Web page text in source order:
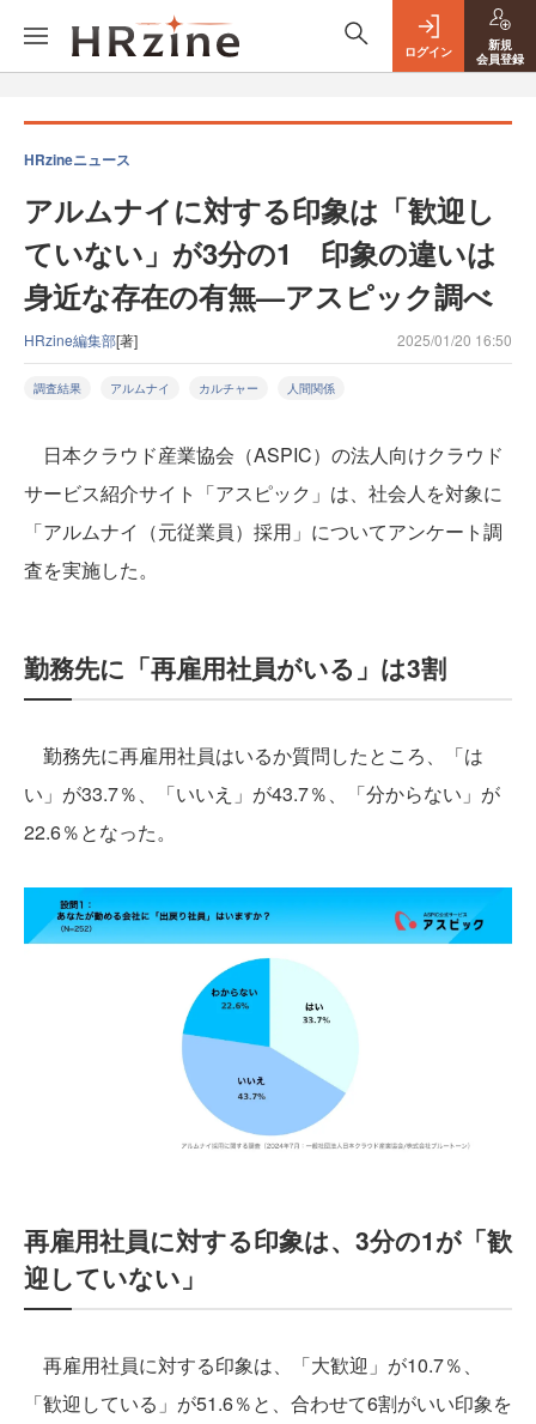
ログイン
新規
会員登録
HRzineニュース
アルムナイに対する印象は「歓迎し
ていない」が3分の1 印象の違いは
身近な存在の有無—アスピック調べ
HRzine編集部[著] 2025/01/20 16:50
調査結果 アルムナイ カルチャー 人間関係
日本クラウド産業協会（ASPIC）の法人向けクラウド
サービス紹介サイト「アスピック」は、社会人を対象に
「アルムナイ（元従業員）採用」についてアンケート調
査を実施した。
勤務先に「再雇用社員がいる」は3割
勤務先に再雇用社員はいるか質問したところ、「は
い」が33.7％、「いいえ」が43.7％、「分からない」が
22.6％となった。
再雇用社員に対する印象は、3分の1が「歓
迎していない」
再雇用社員に対する印象は、「大歓迎」が10.7％、
「歓迎している」が51.6％と、合わせて6割がいい印象を